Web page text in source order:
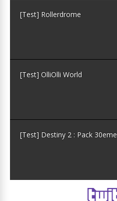
[Test] Rollerdrome
[Test] OlliOlli World
[Test] Destiny 2 : Pack